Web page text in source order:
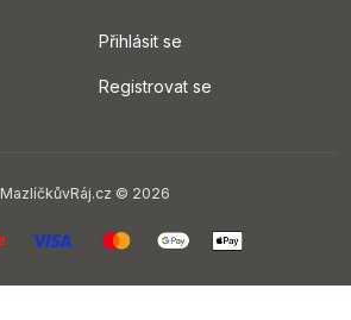
Přihlásit se
Registrovat se
MazlíčkůvRáj.cz © 2026